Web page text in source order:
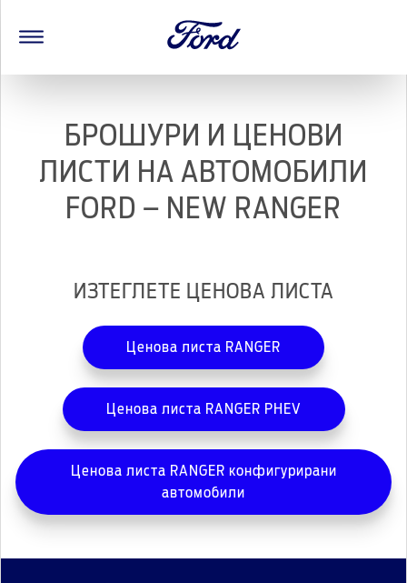
БРОШУРИ И ЦЕНОВИ
ЛИСТИ НА АВТОМОБИЛИ
FORD – NEW RANGER
ИЗТЕГЛЕТЕ ЦЕНОВА ЛИСТА
Ценова листа RANGER
Ценова листа RANGER PHEV
Ценова листа RANGER конфигурирани
автомобили